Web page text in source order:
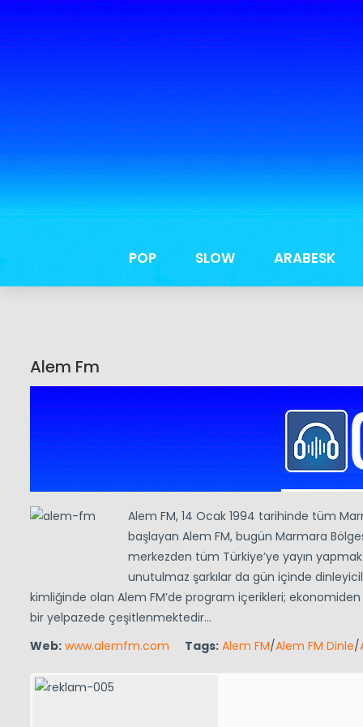
POP SLOW ARABESK
Alem Fm
Alem FM, 14 Ocak 1994 tarihinde tüm
başlayan Alem FM, bugün Marmara
merkezden tüm Türkiye’ye yayın
unutulmaz şarkılar da gün içinde
kimliğinde olan Alem FM’de program içerikleri;
bir yelpazede çeşitlenmektedir…
Web: www.alemfm.com Tags: Alem FM/Alem FM Dinle/